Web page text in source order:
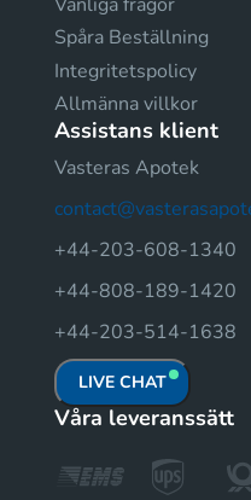
Spåra Beställning
Integritetspolicy
Allmänna villkor
Assistans klient
Vasteras Apotek
+44-203-608-1340
+44-808-189-1420
+44-203-514-1638
LIVE CHAT
Våra leveranssätt